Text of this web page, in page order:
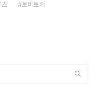
즈 토비토커